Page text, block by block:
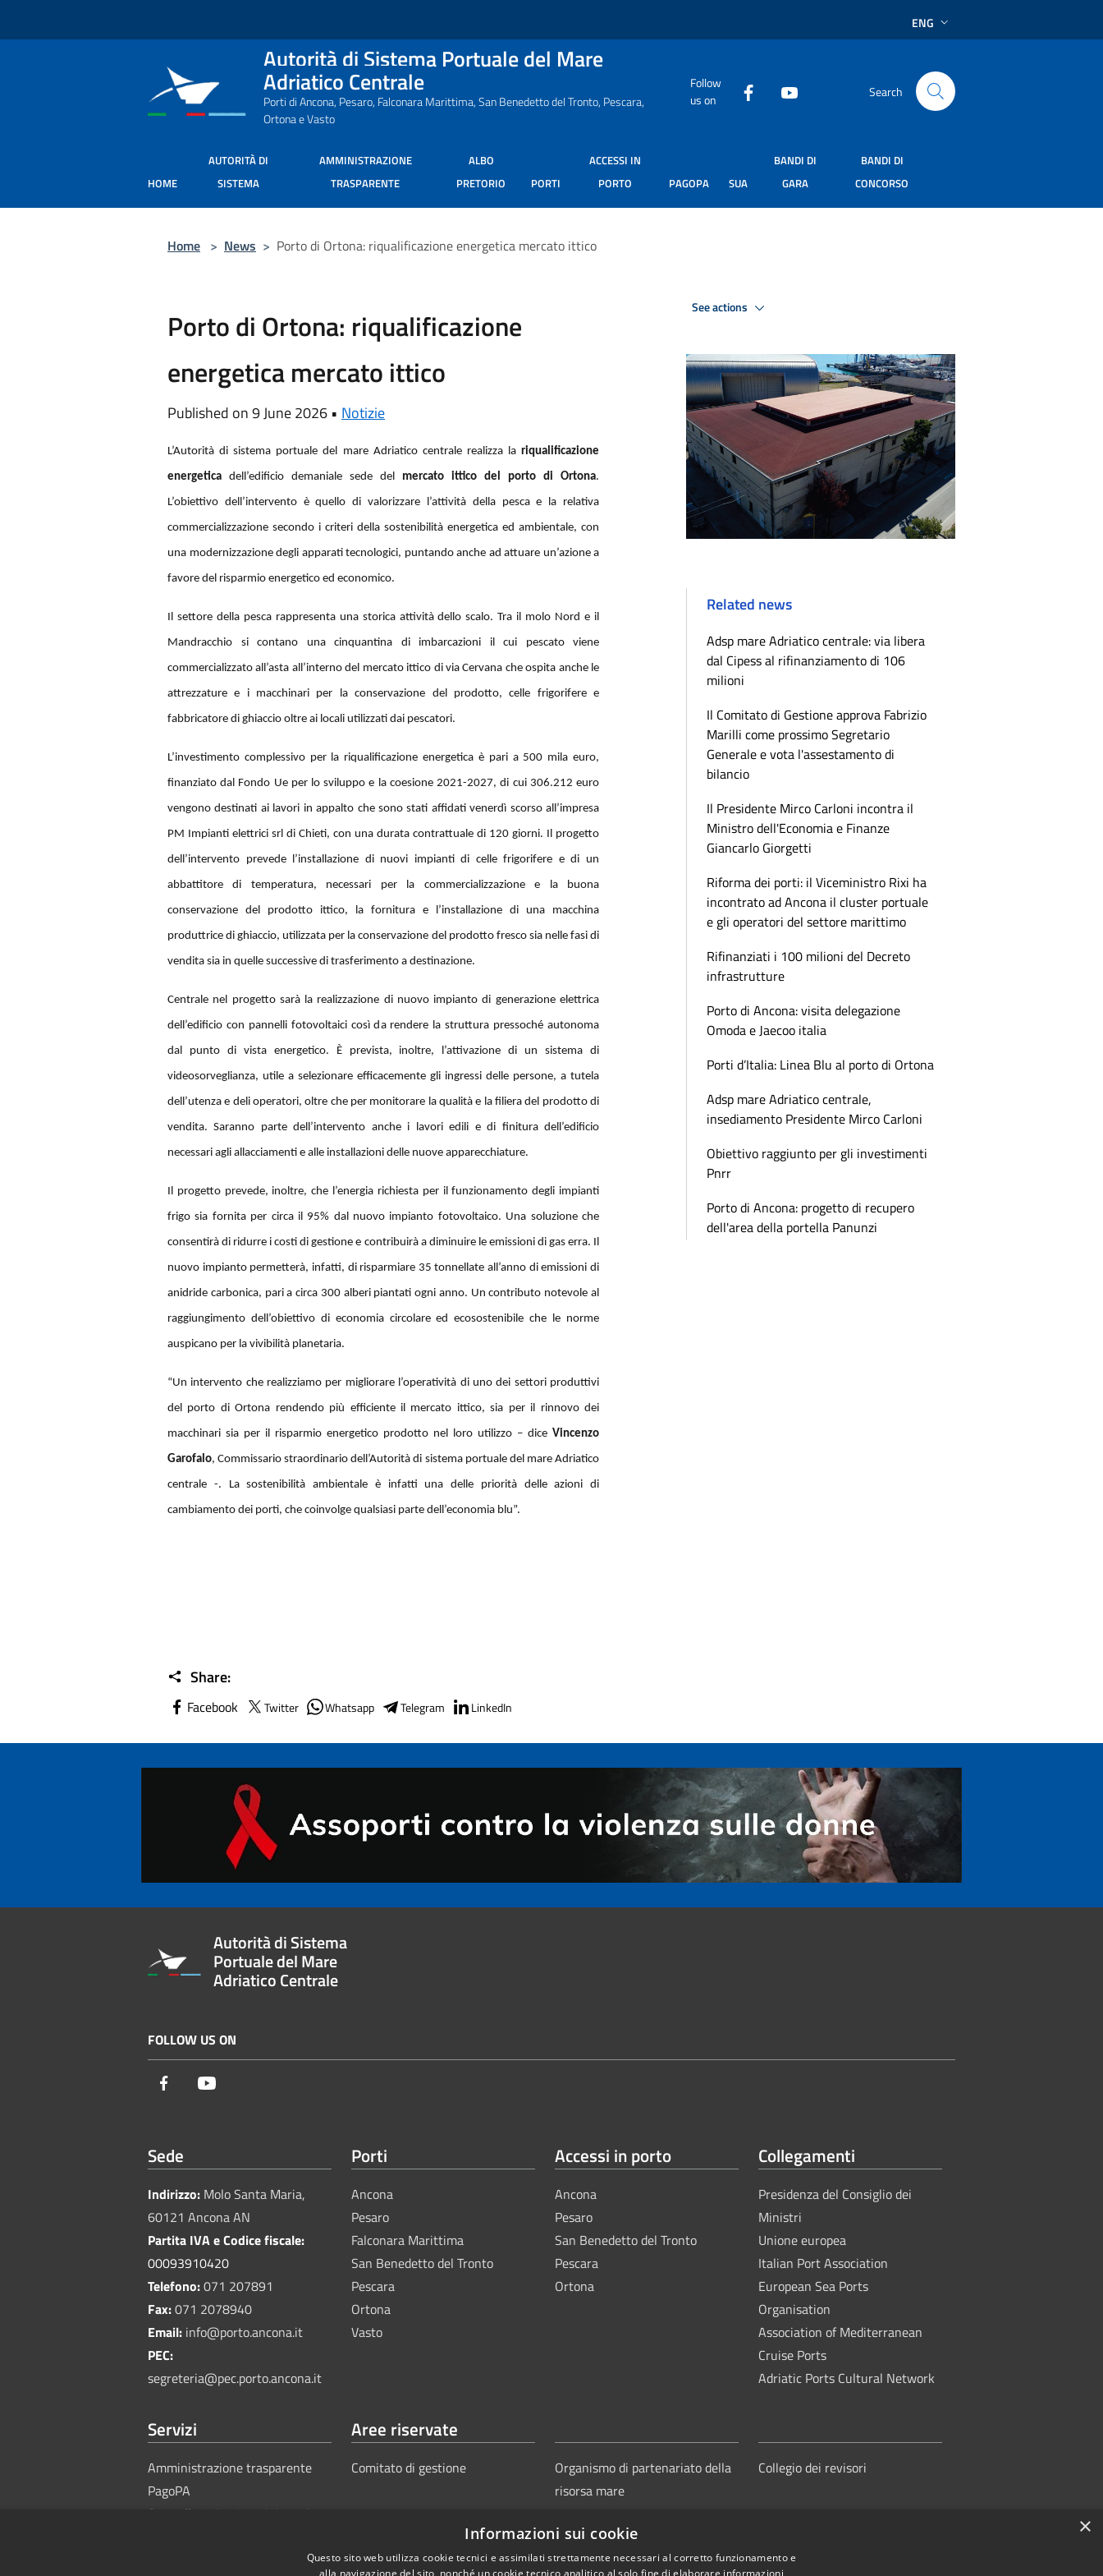
ENG
Autorità di Sistema Portuale del Mare
Adriatico Centrale
Porti di Ancona, Pesaro, Falconara Marittima, San Benedetto del Tronto, Pescara,
Ortona e Vasto
Follow
us on
Search
HOME
AUTORITÀ DI
SISTEMA
AMMINISTRAZIONE
TRASPARENTE
ALBO
PRETORIO
PORTI
ACCESSI IN
PORTO
PAGOPA SUA
BANDI DI
GARA
BANDI DI
CONCORSO
Home > News > Porto di Ortona: riqualificazione energetica mercato ittico
Porto di Ortona: riqualificazione
energetica mercato ittico
Published on 9 June 2026 • Notizie
L’Autorità di sistema portuale del mare Adriatico centrale realizza la riqualificazione
energetica dell’edificio demaniale sede del mercato ittico del porto di Ortona.
L’obiettivo dell’intervento è quello di valorizzare l’attività della pesca e la relativa
commercializzazione secondo i criteri della sostenibilità energetica ed ambientale, con
una modernizzazione degli apparati tecnologici, puntando anche ad attuare un’azione a
favore del risparmio energetico ed economico.
Il settore della pesca rappresenta una storica attività dello scalo. Tra il molo Nord e il
Mandracchio si contano una cinquantina di imbarcazioni il cui pescato viene
commercializzato all’asta all’interno del mercato ittico di via Cervana che ospita anche le
attrezzature e i macchinari per la conservazione del prodotto, celle frigorifere e
fabbricatore di ghiaccio oltre ai locali utilizzati dai pescatori.
L’investimento complessivo per la riqualificazione energetica è pari a 500 mila euro,
finanziato dal Fondo Ue per lo sviluppo e la coesione 2021-2027, di cui 306.212 euro
vengono destinati ai lavori in appalto che sono stati affidati venerdì scorso all’impresa
PM Impianti elettrici srl di Chieti, con una durata contrattuale di 120 giorni. Il progetto
dell’intervento prevede l’installazione di nuovi impianti di celle frigorifere e di un
abbattitore di temperatura, necessari per la commercializzazione e la buona
conservazione del prodotto ittico, la fornitura e l’installazione di una macchina
produttrice di ghiaccio, utilizzata per la conservazione del prodotto fresco sia nelle fasi di
vendita sia in quelle successive di trasferimento a destinazione.
Centrale nel progetto sarà la realizzazione di nuovo impianto di generazione elettrica
dell’edificio con pannelli fotovoltaici così da rendere la struttura pressoché autonoma
dal punto di vista energetico. È prevista, inoltre, l’attivazione di un sistema di
videosorveglianza, utile a selezionare efficacemente gli ingressi delle persone, a tutela
dell’utenza e deli operatori, oltre che per monitorare la qualità e la filiera del prodotto di
vendita. Saranno parte dell’intervento anche i lavori edili e di finitura dell’edificio
necessari agli allacciamenti e alle installazioni delle nuove apparecchiature.
Il progetto prevede, inoltre, che l’energia richiesta per il funzionamento degli impianti
frigo sia fornita per circa il 95% dal nuovo impianto fotovoltaico. Una soluzione che
consentirà di ridurre i costi di gestione e contribuirà a diminuire le emissioni di gas erra. Il
nuovo impianto permetterà, infatti, di risparmiare 35 tonnellate all’anno di emissioni di
anidride carbonica, pari a circa 300 alberi piantati ogni anno. Un contributo notevole al
raggiungimento dell’obiettivo di economia circolare ed ecosostenibile che le norme
auspicano per la vivibilità planetaria.
“Un intervento che realizziamo per migliorare l’operatività di uno dei settori produttivi
del porto di Ortona rendendo più efficiente il mercato ittico, sia per il rinnovo dei
macchinari sia per il risparmio energetico prodotto nel loro utilizzo – dice Vincenzo
Garofalo, Commissario straordinario dell’Autorità di sistema portuale del mare Adriatico
centrale -. La sostenibilità ambientale è infatti una delle priorità delle azioni di
cambiamento dei porti, che coinvolge qualsiasi parte dell’economia blu”.
Share:
Facebook Twitter Whatsapp Telegram LinkedIn
See actions
Related news
Adsp mare Adriatico centrale: via libera
dal Cipess al rifinanziamento di 106
milioni
Il Comitato di Gestione approva Fabrizio
Marilli come prossimo Segretario
Generale e vota l'assestamento di
bilancio
Il Presidente Mirco Carloni incontra il
Ministro dell'Economia e Finanze
Giancarlo Giorgetti
Riforma dei porti: il Viceministro Rixi ha
incontrato ad Ancona il cluster portuale
e gli operatori del settore marittimo
Rifinanziati i 100 milioni del Decreto
infrastrutture
Porto di Ancona: visita delegazione
Omoda e Jaecoo italia
Porti d’Italia: Linea Blu al porto di Ortona
Adsp mare Adriatico centrale,
insediamento Presidente Mirco Carloni
Obiettivo raggiunto per gli investimenti
Pnrr
Porto di Ancona: progetto di recupero
dell'area della portella Panunzi
Autorità di Sistema
Portuale del Mare
Adriatico Centrale
FOLLOW US ON
Facebook
Sede
Indirizzo: Molo Santa Maria,
60121 Ancona AN
Partita IVA e Codice fiscale:
00093910420
Telefono:071 207891
Fax:071 2078940
Email: info@porto.ancona.it
PEC:
segreteria@pec.porto.ancona.it
Porti
Ancona
Pesaro
Falconara Marittima
San Benedetto del Tronto
Pescara
Ortona
Vasto
Accessi in porto
Ancona
Pesaro
San Benedetto del Tronto
Pescara
Ortona
Collegamenti
Presidenza del Consiglio dei
Ministri
Unione europea
Italian Port Association
European Sea Ports
Organisation
Association of Mediterranean
Cruise Ports
Adriatic Ports Cultural Network
Servizi
Amministrazione trasparente
PagoPA
Sportello Unico Amministrativo
Aree riservate
Comitato di gestione
Organismo di partenariato della
risorsa mare
Collegio dei revisori
×
Informazioni sui cookie
Questo sito web utilizza cookie tecnici e assimilati strettamente necessari al corretto funzionamento e
alla navigazione del sito, nonché un cookie tecnico analitico al solo fine di elaborare informazioni